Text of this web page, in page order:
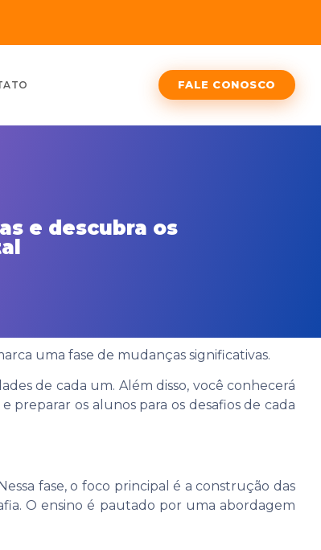
FALE CONOSCO
e descubra os
uma fase de mudanças significativas.
de cada um. Além disso, você conhecerá
os alunos para os desafios de cada
fase, o foco principal é a construção das
O ensino é pautado por uma abordagem